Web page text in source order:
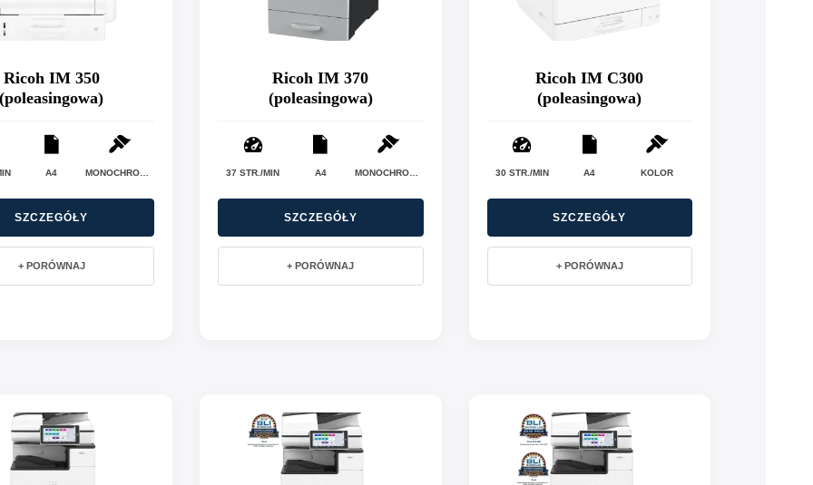
A4
Ricoh IM 350
(poleasingowa)
SZCZEGÓŁY
+ PORÓWNAJ
37 STR./MIN A4 MONOCHROMATYCZNE (CZARNO-BIAŁE)
Ricoh IM 370
(poleasingowa)
SZCZEGÓŁY
+ PORÓWNAJ
30 STR./MIN A4 KOLOR
Ricoh IM C300
(poleasingowa)
SZCZEGÓŁY
+ PORÓWNAJ